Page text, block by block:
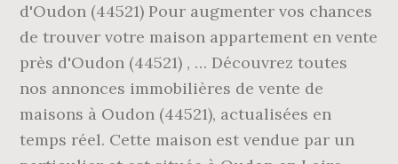
d'Oudon (44521) Pour augmenter vos chances
de trouver votre maison appartement en vente
près d'Oudon (44521) , … Découvrez toutes
nos annonces immobilières de vente de
maisons à Oudon (44521), actualisées en
temps réel. Cette maison est vendue par un